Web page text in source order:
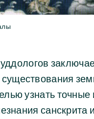
узнать
санскрита